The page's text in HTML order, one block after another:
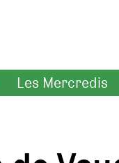
Les Mercredis